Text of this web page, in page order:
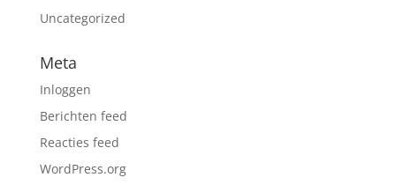
Uncategorized
Meta
Inloggen
Berichten feed
Reacties feed
WordPress.org